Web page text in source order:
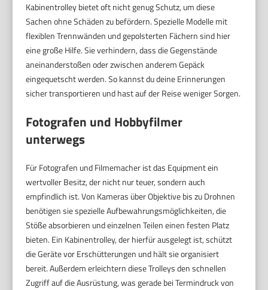
Kabinentrolley bietet oft nicht genug Schutz, um diese
Sachen ohne Schäden zu befördern. Spezielle Modelle mit
flexiblen Trennwänden und gepolsterten Fächern sind hier
eine große Hilfe. Sie verhindern, dass die Gegenstände
aneinanderstoßen oder zwischen anderem Gepäck
eingequetscht werden. So kannst du deine Erinnerungen
sicher transportieren und hast auf der Reise weniger Sorgen.
Fotografen und Hobbyfilmer
unterwegs
Für Fotografen und Filmemacher ist das Equipment ein
wertvoller Besitz, der nicht nur teuer, sondern auch
empfindlich ist. Von Kameras über Objektive bis zu Drohnen
benötigen sie spezielle Aufbewahrungsmöglichkeiten, die
Stöße absorbieren und einzelnen Teilen einen festen Platz
bieten. Ein Kabinentrolley, der hierfür ausgelegt ist, schützt
die Geräte vor Erschütterungen und hält sie organisiert
bereit. Außerdem erleichtern diese Trolleys den schnellen
Zugriff auf die Ausrüstung, was gerade bei Termindruck von